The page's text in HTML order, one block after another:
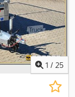
1 / 25